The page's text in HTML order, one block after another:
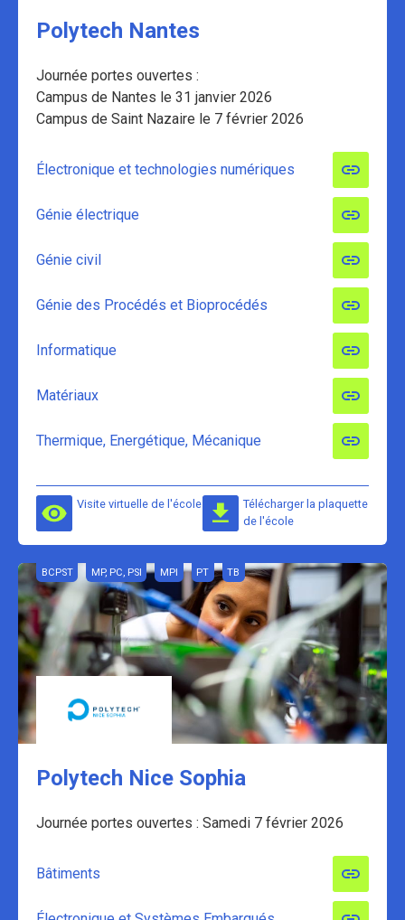
Polytech Nantes
Journée portes ouvertes :
Campus de Nantes le 31 janvier 2026
Campus de Saint Nazaire le 7 février 2026
Électronique et technologies numériques
Génie électrique
Génie civil
Génie des Procédés et Bioprocédés
Informatique
Matériaux
Thermique, Energétique, Mécanique
Visite virtuelle de l'école
Télécharger la plaquette
de l'école
BCPST MP, PC, PSI MPI PT TB
Polytech Nice Sophia
Journée portes ouvertes : Samedi 7 février 2026
Bâtiments